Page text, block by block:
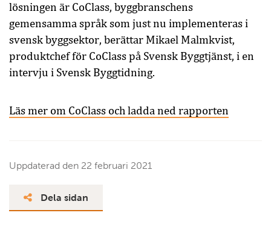
lösningen är CoClass, byggbranschens
gemensamma språk som just nu implementeras i
svensk byggsektor, berättar Mikael Malmkvist,
produktchef för CoClass på Svensk Byggtjänst, i en
intervju i Svensk Byggtidning.
Läs mer om CoClass och ladda ned rapporten
Uppdaterad den 22 februari 2021
Dela sidan